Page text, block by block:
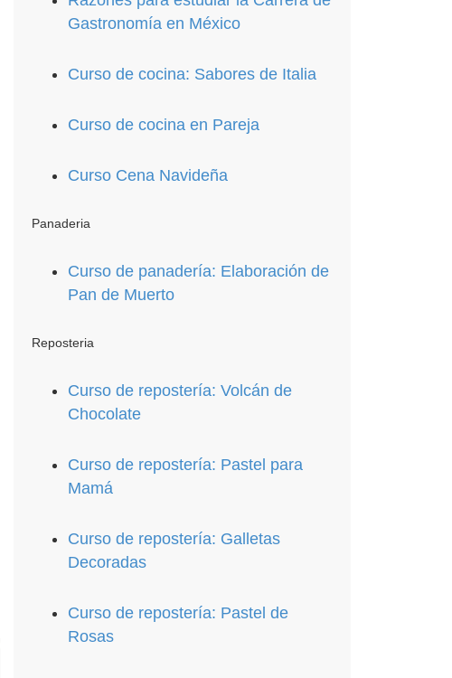
Gastronomía en México
Curso de cocina: Sabores de Italia
Curso de cocina en Pareja
Curso Cena Navideña
Panaderia
Curso de panadería: Elaboración de
Pan de Muerto
Reposteria
Curso de repostería: Volcán de
Chocolate
Curso de repostería: Pastel para
Mamá
Curso de repostería: Galletas
Decoradas
Curso de repostería: Pastel de
Rosas